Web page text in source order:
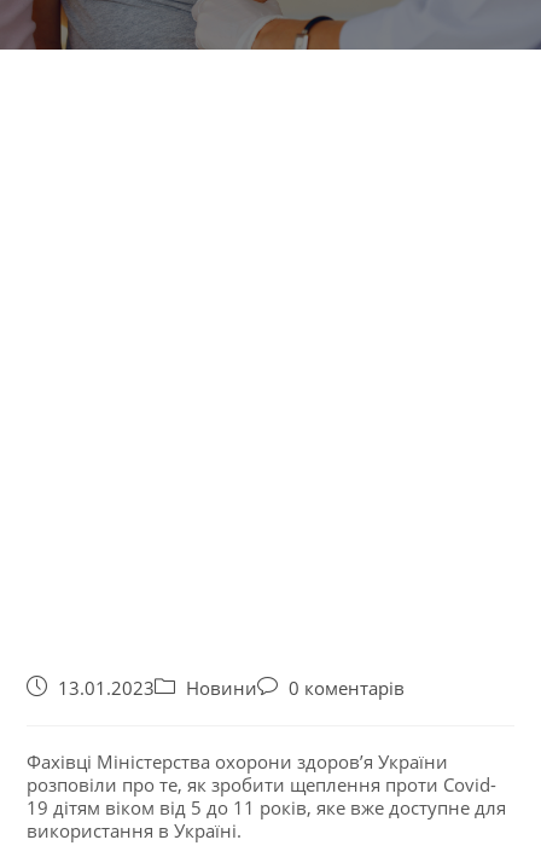
13.01.2023 Новини 0 коментарів
Фахівці Міністерства охорони здоров’я України
розповіли про те, як зробити щеплення проти Covid-
19 дітям віком від 5 до 11 років, яке вже доступне для
використання в Україні.